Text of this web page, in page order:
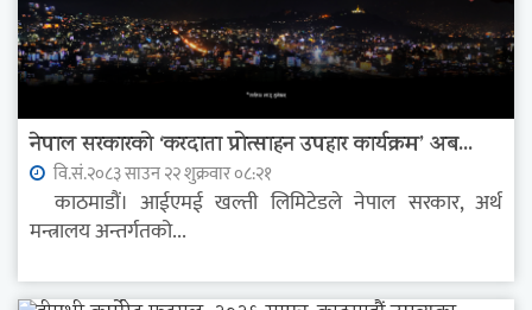
नेपाल सरकारको ‘करदाता प्रोत्साहन उपहार कार्यक्रम’ अब...
वि.सं.२०८३ साउन २२ शुक्रवार ०८:२१
काठमाडौं। आईएमई खल्ती लिमिटेडले नेपाल सरकार, अर्थ
मन्त्रालय अन्तर्गतको...